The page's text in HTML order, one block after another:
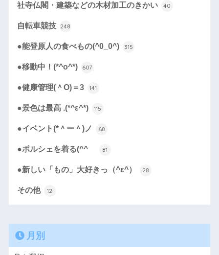
社寺仏閣・建築などの木材加工のきかい 40
自転車競技 248
●能登原人の食べもの(^0_0^) 315
●移動中！(*^o^*) 607
●健康管理(＾O)＝3 141
●景色は最高 .(*^ε^*) 115
●イベント(*＾ー＾)ノ 68
●ポルシェを着る(^^ゞ 81
●新しい「もの」大好きっ（^ε^） 28
その他 12
月別